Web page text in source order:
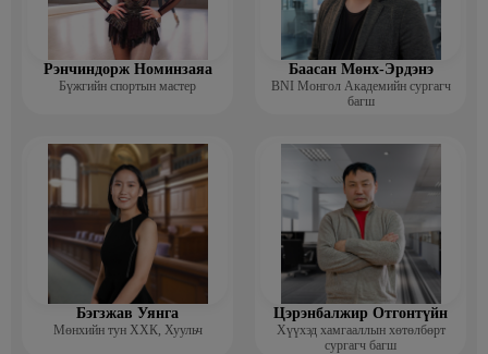
Рэнчиндорж Номинзаяа
Бүжгийн спортын мастер
Баасан Мөнх-Эрдэнэ
BNI Монгол Академийн сургагч
багш
Бэгзжав Уянга
Мөнхийн тун ХХК, Хуульч
Цэрэнбалжир Отгонтүйн
Хүүхэд хамгааллын хөтөлбөрт
сургагч багш